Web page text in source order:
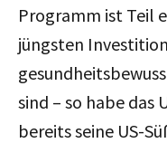
Programm ist Teil
jüngsten
sind – so habe das
bereits seine US-